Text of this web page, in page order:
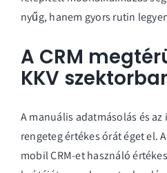
nyűg, hanem gyors rutin
A CRM
KKV
A manuális adatmásolás és
rengeteg értékes órát éget el.
mobil CRM-et használó